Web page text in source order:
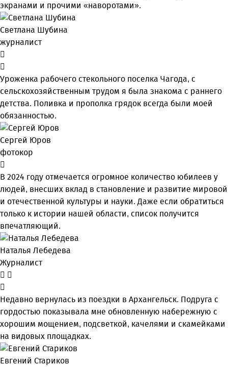
экранами и прочими «наворотами».
Светлана Шубина
журналист
Уроженка рабочего стекольного поселка Чагода, с
сельскохозяйственным трудом я была знакома с раннего
детства. Поливка и прополка грядок всегда были моей
обязанностью.
Сергей Юров
фотокор
В 2024 году отмечается огромное количество юбилеев у
людей, внесших вклад в становление и развитие мировой
и отечественной культуры и науки. Даже если обратиться
только к истории нашей области, список получится
впечатляющий.
Наталья Лебедева
Журналист
Недавно вернулась из поездки в Архангельск. Подруга с
гордостью показывала мне обновленную набережную с
хорошим мощением, подсветкой, качелями и скамейками
на видовых площадках.
Евгений Стариков